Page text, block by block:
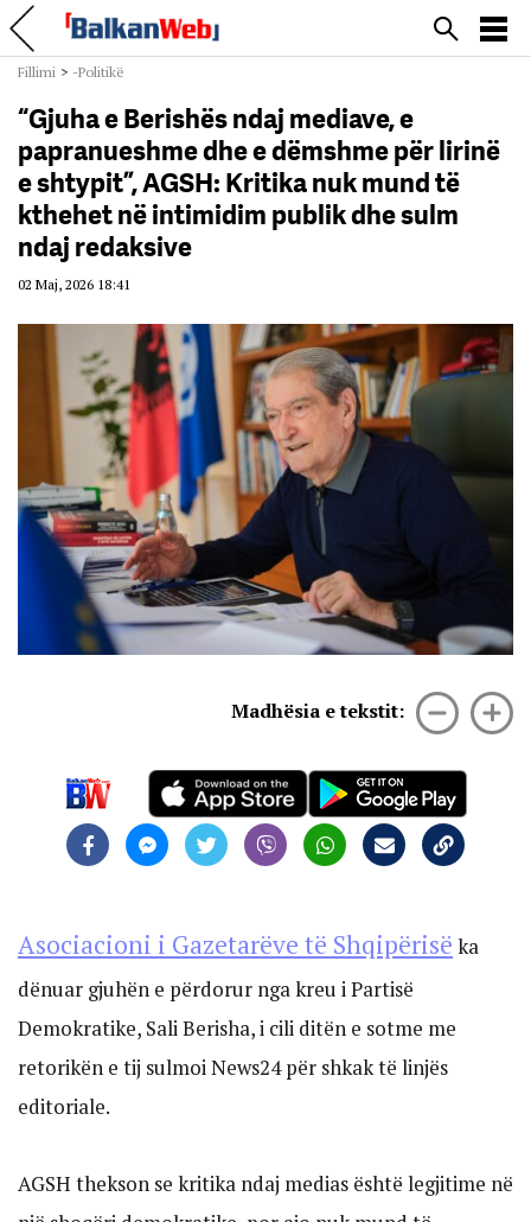
Fillimi > -Politikë
“Gjuha e Berishës ndaj mediave, e
papranueshme dhe e dëmshme për lirinë
e shtypit”, AGSH: Kritika nuk mund të
kthehet në intimidim publik dhe sulm
ndaj redaksive
02 Maj, 2026 18:41
Madhësia e tekstit:
Asociacioni i Gazetarëve të Shqipërisë ka
dënuar gjuhën e përdorur nga kreu i Partisë
Demokratike, Sali Berisha, i cili ditën e sotme me
retorikën e tij sulmoi News24 për shkak të linjës
editoriale.
AGSH thekson se kritika ndaj medias është legjitime në